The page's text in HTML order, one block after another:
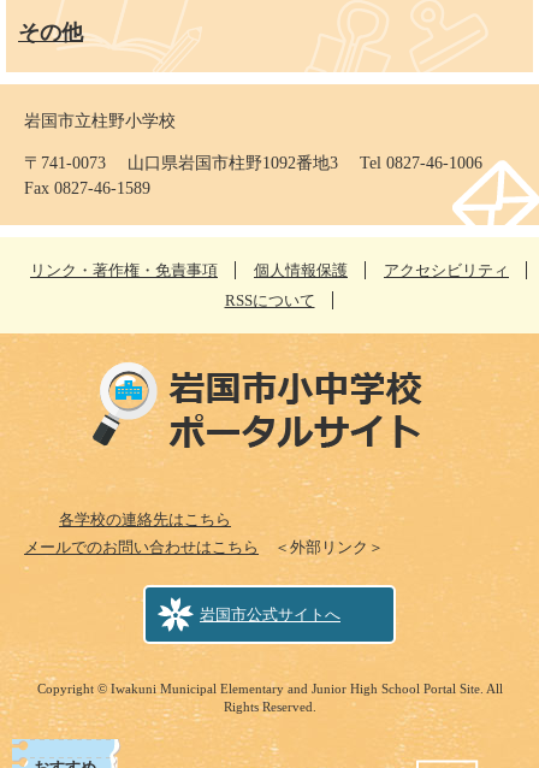
その他
岩国市立柱野小学校
〒741-0073 山口県岩国市柱野1092番地3 Tel 0827-46-1006
Fax 0827-46-1589
リンク・著作権・免責事項 個人情報保護
アクセシビリティ
RSSについて
各学校の連絡先はこちら
メールでのお問い合わせはこちら
＜外部リンク＞
岩国市公式サイトへ
Copyright © Iwakuni Municipal Elementary and Junior High School Portal Site. All
Rights Reserved.